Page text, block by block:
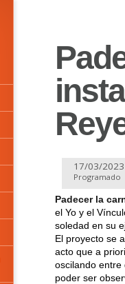
17/03/2023
Programado
Padecer la
el Yo y el
soledad en su
El proyecto se
acto que a
oscilando entre
poder ser